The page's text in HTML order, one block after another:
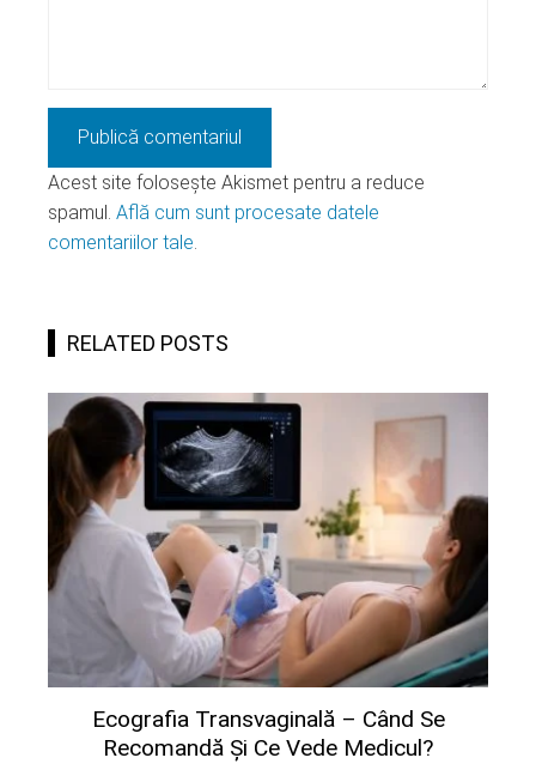
Acest site folosește Akismet pentru a reduce
spamul. Află cum sunt procesate datele
comentariilor tale.
RELATED POSTS
Ecografia Transvaginală – Când Se
Recomandă Și Ce Vede Medicul?